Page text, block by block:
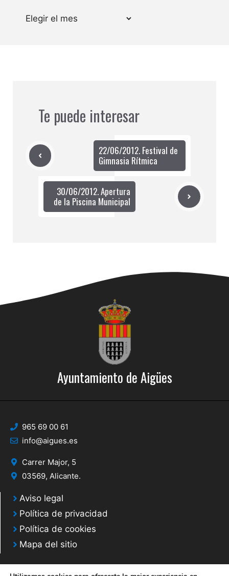
Archivos
Te puede interesar
22/06/2012. Festival de
Gimnasia Rítmica
30/06/2012. Apertura
de la Piscina Municipal
Ayuntamiento de Aigües
965 69 00 61
info@aigues.es
Carrer Major, 5
03569, Alicante.
Aviso legal
Política de privacidad
Política de cookies
Mapa del sitio